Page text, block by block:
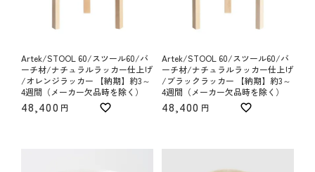
Artek/STOOL 60/スツール60/バ
ーチ材/ナチュラルラッカー仕上げ
/オレンジラッカー 【納期】約3～
4週間（メーカー欠品時を除く）
48,400
Artek/STOOL 60/スツール60/バ
ーチ材/ナチュラルラッカー仕上げ
/ブラックラッカー 【納期】約3～
4週間（メーカー欠品時を除く）
48,400